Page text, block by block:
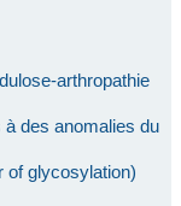
arthropathie
des anomalies du
of glycosylation)